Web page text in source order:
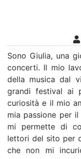
Sono Giulia, una
concerti. Il mio
della musica dal
grandi festival ai
curiosità e il mio
mia passione per
mi permette di
lettori del sito per
che non mi